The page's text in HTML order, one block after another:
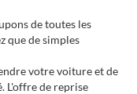
de toutes les
que de simples
votre voiture et de
L'offre de reprise